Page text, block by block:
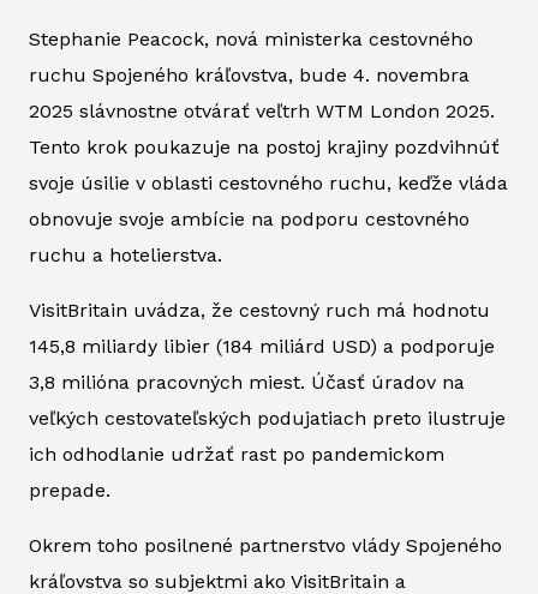
Stephanie Peacock, nová ministerka cestovného
ruchu Spojeného kráľovstva, bude 4. novembra
2025 slávnostne otvárať veľtrh WTM London 2025.
Tento krok poukazuje na postoj krajiny pozdvihnúť
svoje úsilie v oblasti cestovného ruchu, keďže vláda
obnovuje svoje ambície na podporu cestovného
ruchu a hotelierstva.
VisitBritain uvádza, že cestovný ruch má hodnotu
145,8 miliardy libier (184 miliárd USD) a podporuje
3,8 milióna pracovných miest. Účasť úradov na
veľkých cestovateľských podujatiach preto ilustruje
ich odhodlanie udržať rast po pandemickom
prepade.
Okrem toho posilnené partnerstvo vlády Spojeného
kráľovstva so subjektmi ako VisitBritain a